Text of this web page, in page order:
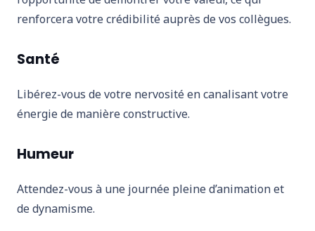
renforcera votre crédibilité auprès de vos collègues.
Santé
Libérez-vous de votre nervosité en canalisant votre
énergie de manière constructive.
Humeur
Attendez-vous à une journée pleine d’animation et
de dynamisme.